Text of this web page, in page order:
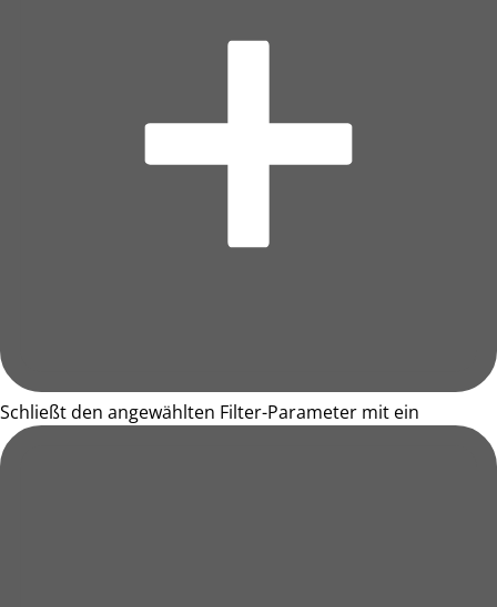
Schließt den angewählten Filter-Parameter mit ein